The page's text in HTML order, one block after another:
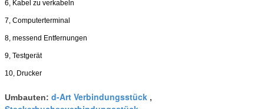
6, Kabel zu verkabeln
7, Computerterminal
8, messend Entfernungen
9, Testgerät
10, Drucker
Umbauten: d-Art Verbindungsstück ,